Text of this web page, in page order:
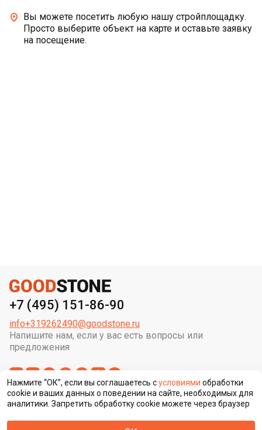
Вы можете посетить любую нашу стройплощадку.
Просто выберите объект на карте и оставьте заявку
на посещение.
+7 (495) 151-86-90
Напишите нам, если у вас есть вопросы или
предложения
info+319262490@goodstone.ru
Сменить регион строительства
Нажмите “ОК”, если вы соглашаетесь сусловиями обработки
cookie и ваших данных о поведении на сайте, необходимых для
аналитики. Запретить обработку cookie можете через браузер